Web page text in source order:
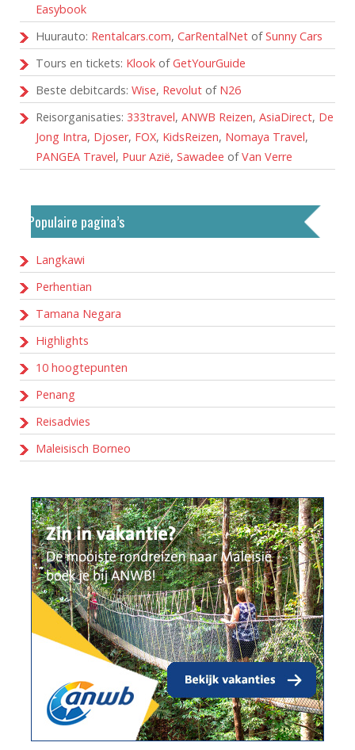
Easybook
Huurauto: Rentalcars.com, CarRentalNet ofSunny Cars
Tours en tickets: Klook ofGetYourGuide
Beste debitcards: Wise, Revolut of N26
Reisorganisaties: 333travel, ANWB Reizen, AsiaDirect, De
Jong Intra, Djoser, FOX, KidsReizen, Nomaya Travel,
PANGEA Travel, Puur Azië, Sawadee ofVan Verre
Populaire pagina’s
Langkawi
Perhentian
Tamana Negara
Highlights
10 hoogtepunten
Penang
Reisadvies
Maleisisch Borneo